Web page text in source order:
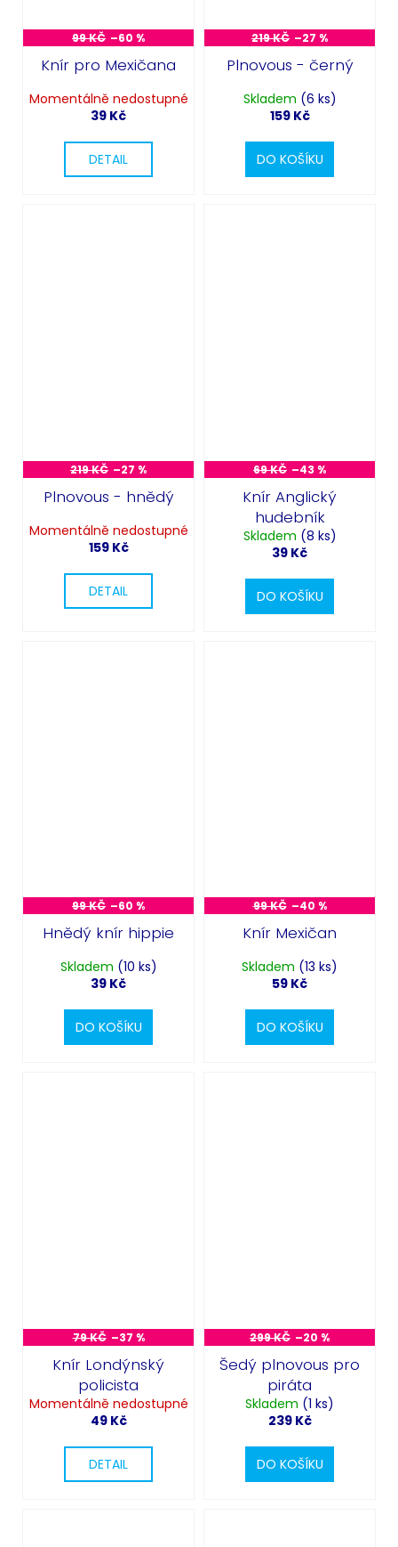
99 KČ –60 %
Knír pro Mexičana
Momentálně nedostupné
39 Kč
DETAIL
219 KČ –27 %
Plnovous - černý
Skladem (6 ks)
159 Kč
DO KOŠÍKU
219 KČ –27 %
Plnovous - hnědý
Momentálně nedostupné
159 Kč
DETAIL
69 KČ –43 %
Knír Anglický
hudebník
Skladem (8 ks)
39 Kč
DO KOŠÍKU
99 KČ –60 %
Hnědý knír hippie
Skladem (10 ks)
39 Kč
DO KOŠÍKU
99 KČ –40 %
Knír Mexičan
Skladem (13 ks)
59 Kč
DO KOŠÍKU
79 KČ –37 %
Knír Londýnský
policista
Momentálně nedostupné
49 Kč
DETAIL
299 KČ –20 %
Šedý plnovous pro
piráta
Skladem (1 ks)
239 Kč
DO KOŠÍKU